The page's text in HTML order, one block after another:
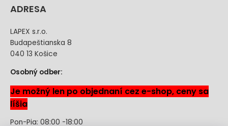
ADRESA
LAPEX s.r.o.
Budapeštianska 8
040 13 Košice
Osobný odber:
Je možný len po objednaní cez e-shop, ceny sa
líšia
Pon-Pia: 08:00 -18:00